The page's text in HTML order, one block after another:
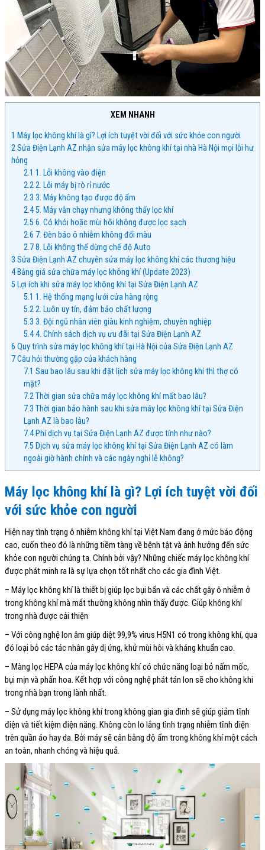
XEM NHANH
1 Máy lọc không khí là gì? Lợi ích tuyệt vời đối với sức khỏe con người
2 Sửa Điện Lạnh AZ nhận sửa máy lọc không khí tại nhà Hà Nội mọi lỗi hư
hỏng
2.1 1. Lỗi không vào điện
2.2 2. Lỗi máy bị rò rỉ nước
2.3 3. Máy không tạo được độ ẩm
2.45. Máy vẫn chạy nhưng không thấy lọc khí
2.56. Có khói hoặc mùi hôi không được lọc sạch
2.6 7. Đèn báo ô nhiễm không đổi màu
2.78. Lỗi không thể dừng chế độ Auto
3 Sửa Điện Lạnh AZ chuyên sửa máy lọc không khí các thương hiệu
4Bảng giá sửa chữa máy lọc không khí (Update 2023)
5 Lợi ích khi sửa máy lọc không khí tại Sửa Điện Lạnh AZ
5.1 1. Hệ thống mạng lưới cửa hàng rộng
5.2 2. Luôn uy tín, đảm bảo chất lượng
5.3 3. Đội ngũ nhân viên giàu kinh nghiệm, chuyên nghiệp
5.44. Chính sách dịch vụ ưu đãi tại Sửa Điện Lạnh AZ
6 Quy trình sửa máy lọc không khí tại Hà Nội của Sửa Điện Lạnh AZ
7Câu hỏi thường gặp của khách hàng
7.1 Sau bao lâu sau khi đặt lịch sửa máy lọc không khí thì thợ có
mặt?
7.2 Thời gian sửa chữa máy lọc không khí mất bao lâu?
7.3 Thời gian bảo hành sau khi sửa máy lọc không khí tại Sửa Điện
Lạnh AZ là bao lâu?
7.4Phí dịch vụ tại Sửa Điện Lạnh AZ được tính như nào?
7.5 Dịch vụ sửa máy lọc không khí tại Sửa Điện Lạnh AZ có làm
ngoài giờ hành chính và các ngày nghỉ lễ không?
Máy lọc không khí là gì? Lợi ích tuyệt vời đối
với sức khỏe con người
Hiện nay tình trạng ô nhiễm không khí tại Việt Nam đang ở mức báo động
cao, cuốn theo đó là những tiềm tàng về bệnh tật và ảnh hưởng đến sức
khỏe con người chúng ta. Chính bởi vậy? Những chiếc máy lọc không khí
được phát minh ra là sự lựa chọn tốt nhất cho các gia đình Việt.
– Máy lọc không khí là thiết bị giúp lọc bụi bẩn và các chất gây ô nhiễm ở
trong không khí mà mắt thường không nhìn thấy được. Giúp không khí
trong nhà được cải thiện
– Với công nghệ Ion âm giúp diệt 99,9% virus H5N1 có trong không khí, qua
đó loại bỏ các tác nhân gây dị ứng, khử mùi hôi và kháng khuẩn cao.
– Màng lọc HEPA của máy lọc không khí có chức năng loại bỏ nấm mốc,
bụi mịn và phấn hoa. Kết hợp với công nghệ phát tán Ion sẽ cho không khi
trong nhà bạn trong lành nhất.
– Sử dụng máy lọc không khí trong không gian gia đình sẽ giúp giảm tĩnh
điện và tiết kiệm điện năng. Không còn lo lắng tình trạng nhiễm tĩnh điện
trên quần áo hay da. Bởi máy sẽ cân bằng độ ẩm trong không khí một cách
an toàn, nhanh chóng và hiệu quả.